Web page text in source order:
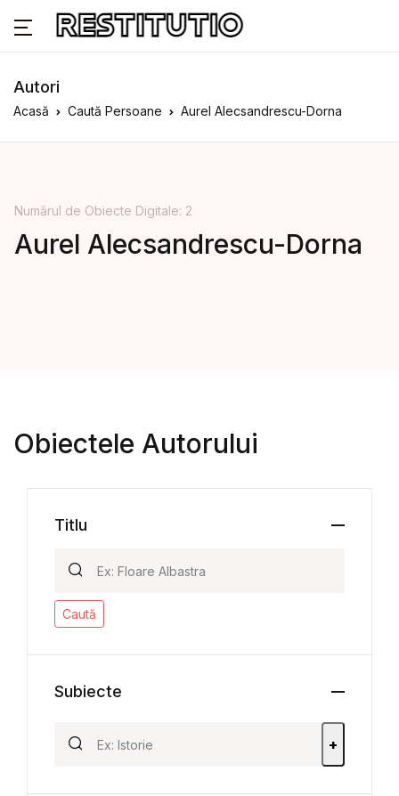
Autori
Acasă Caută Persoane Aurel Alecsandrescu-Dorna
Numărul de Obiecte Digitale: 2
Aurel Alecsandrescu-Dorna
Obiectele Autorului
Titlu
Caută
Subiecte
+